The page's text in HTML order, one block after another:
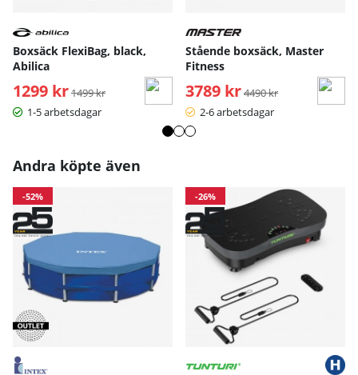
Boxsäck FlexiBag, black,
Abilica
1299 kr Ordinarie pris:
1499 kr
1-5 arbetsdagar
Stående boxsäck, Master
Fitness
3789 kr Ordinarie pris:
4490 kr
2-6 arbetsdagar
Andra köpte även
-52% -26%